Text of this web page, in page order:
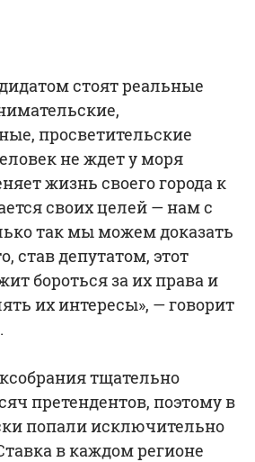
стоят реальные
просветительские
не ждет у моря
жизнь своего города к
своих целей — нам с
так мы можем доказать
став депутатом, этот
бороться за их права и
их интересы», — говорит
тщательно
претендентов, поэтому в
попали исключительно
в каждом регионе